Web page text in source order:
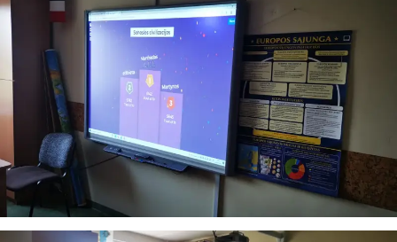
Jums reikiamus kontaktus, kur galėsite pasiklausti
atsakingo specialisto.
Taigi... kuo galėčiau Jums padėti?